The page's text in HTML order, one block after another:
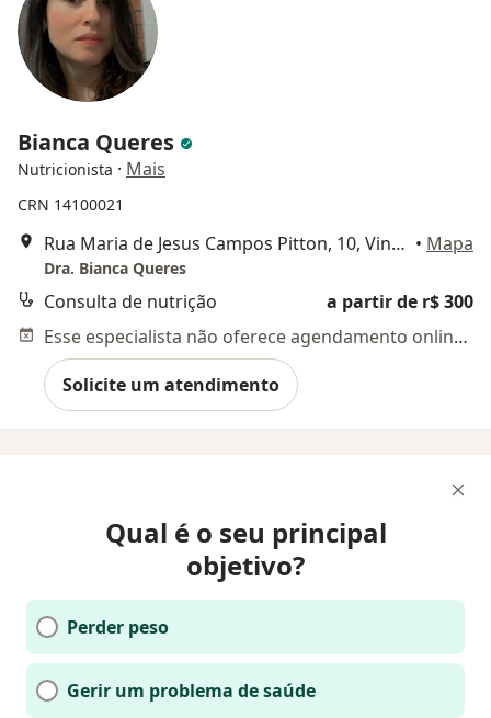
Bianca Queres
Nutricionista · Mais
CRN 14100021
Rua Maria de Jesus Campos Pitton, 10, Vinhedo • Mapa
Dra. Bianca Queres
Consulta de nutrição
a partir de r$ 300
Esse especialista não oferece agendamento online para esse endereço.
Solicite um atendimento
Qual é o seu principal
objetivo?
Perder peso
Gerir um problema de saúde